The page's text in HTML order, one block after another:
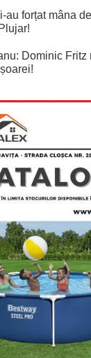
au forțat mâna
Dominic Fritz